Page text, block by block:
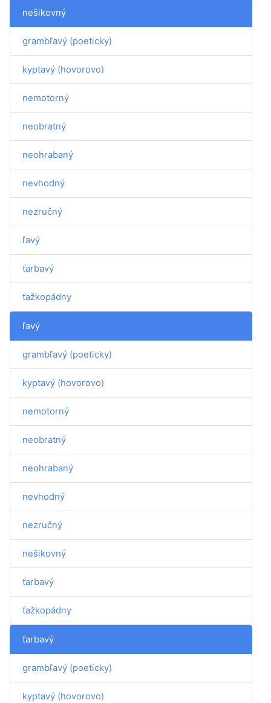
nešikovný
grambľavý (poeticky)
kyptavý (hovorovo)
nemotorný
neobratný
neohrabaný
nevhodný
nezručný
ľavý
ťarbavý
ťažkopádny
ľavý
grambľavý (poeticky)
kyptavý (hovorovo)
nemotorný
neobratný
neohrabaný
nevhodný
nezručný
nešikovný
ťarbavý
ťažkopádny
ťarbavý
grambľavý (poeticky)
kyptavý (hovorovo)